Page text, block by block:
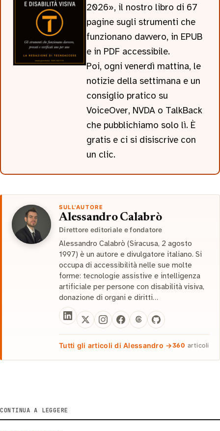
2026», il nostro libro di 67
pagine sugli strumenti che
funzionano davvero, in EPUB
e in PDF accessibile.
Poi, ogni venerdì mattina, le
notizie della settimana e un
consiglio pratico su
VoiceOver, NVDA o TalkBack
che pubblichiamo solo lì. È
gratis e ci si disiscrive con
un clic.
SULL'AUTORE
Alessandro Calabrò
Direttore editoriale e fondatore
Alessandro Calabrò (Siracusa, 2 agosto
1997) è un autore e divulgatore italiano. Si
occupa di accessibilità nelle sue molte
forme: tecnologie assistive e intelligenza
artificiale per persone con disabilità visiva,
donazione di organi e diritti…
Tutti gli articoli di Alessandro →360 articoli
CONTINUA A LEGGERE